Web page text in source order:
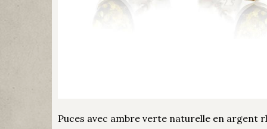
Puces avec ambre verte naturelle en argent